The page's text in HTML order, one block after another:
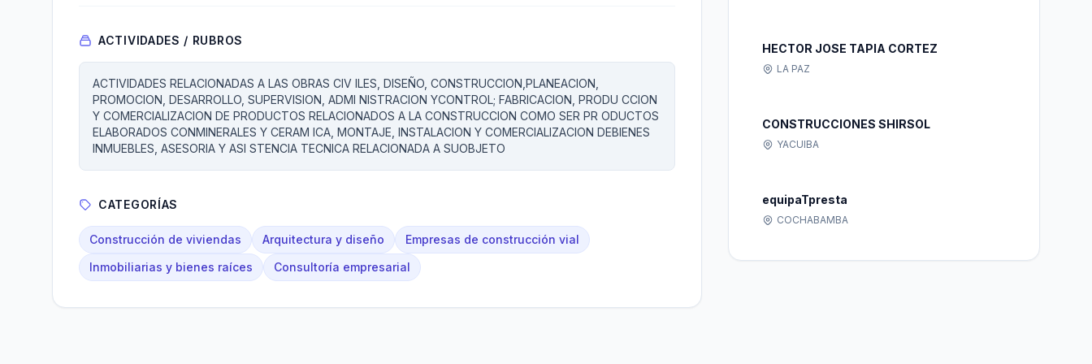
ACTIVIDADES / RUBROS
ACTIVIDADES RELACIONADAS A LAS OBRAS CIV ILES, DISEÑO, CONSTRUCCION,PLANEACION,
PROMOCION, DESARROLLO, SUPERVISION, ADMI NISTRACION YCONTROL; FABRICACION, PRODU CCION
Y COMERCIALIZACION DE PRODUCTOS RELACIONADOS A LA CONSTRUCCION COMO SER PR ODUCTOS
ELABORADOS CONMINERALES Y CERAM ICA, MONTAJE, INSTALACION Y COMERCIALIZACION DEBIENES
INMUEBLES, ASESORIA Y ASI STENCIA TECNICA RELACIONADA A SUOBJETO
CATEGORÍAS
Construcción de viviendas Arquitectura y diseño
Empresas de construcción vial
Inmobiliarias y bienes raíces
Consultoría empresarial
HECTOR JOSE TAPIA CORTEZ
LA PAZ
CONSTRUCCIONES SHIRSOL
YACUIBA
equipaTpresta
COCHABAMBA